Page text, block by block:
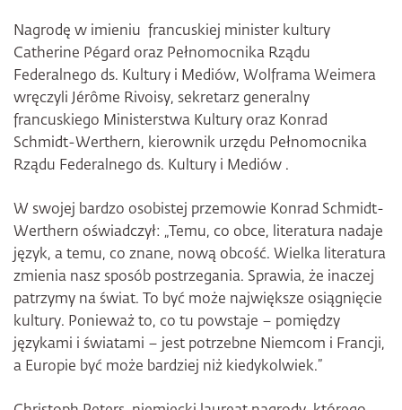
Nagrodę w imieniu francuskiej minister kultury
Catherine Pégard oraz Pełnomocnika Rządu
Federalnego ds. Kultury i Mediów, Wolframa Weimera
wręczyli Jérôme Rivoisy, sekretarz generalny
francuskiego Ministerstwa Kultury oraz Konrad
Schmidt-Werthern, kierownik urzędu Pełnomocnika
Rządu Federalnego ds. Kultury i Mediów .
W swojej bardzo osobistej przemowie Konrad Schmidt-
Werthern oświadczył: „Temu, co obce, literatura nadaje
język, a temu, co znane, nową obcość. Wielka literatura
zmienia nasz sposób postrzegania. Sprawia, że inaczej
patrzymy na świat. To być może największe osiągnięcie
kultury. Ponieważ to, co tu powstaje – pomiędzy
językami i światami – jest potrzebne Niemcom i Francji,
a Europie być może bardziej niż kiedykolwiek.”